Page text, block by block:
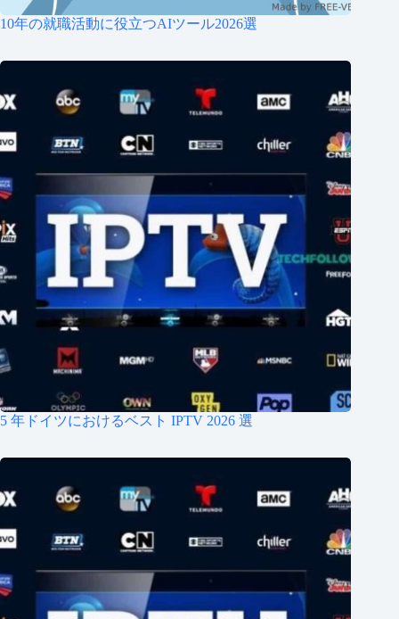
10年の就職活動に役立つAIツール2026選
5 年ドイツにおけるベスト IPTV 2026 選